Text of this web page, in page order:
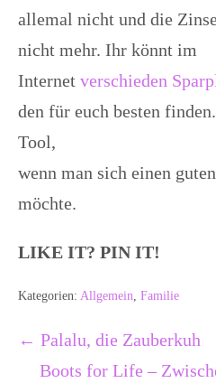
allemal nicht und die
nicht mehr. Ihr könnt im
Internet verschieden
den für euch besten
Tool,
wenn man sich einen
möchte.
LIKE IT? PIN IT!
Kategorien: Allgemein, Familie
Beitragsnavigation
← Palalu, die Zauberkuh
Boots for Life –